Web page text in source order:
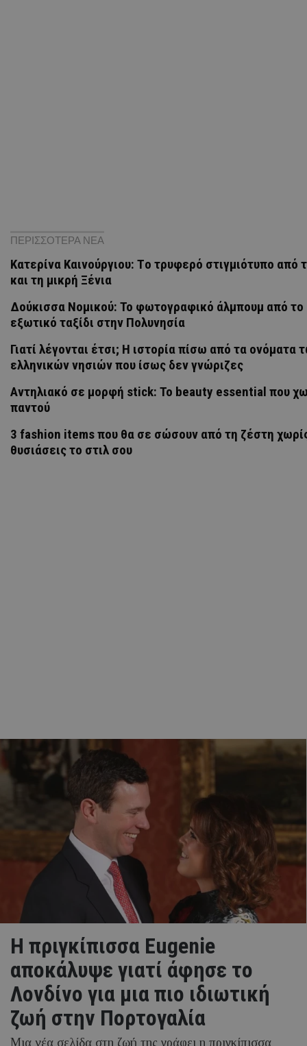
ΠΕΡΙΣΣΟΤΕΡΑ ΝΕΑ
Κατερίνα Καινούργιου: Tο τρυφερό στιγμιότυπο από
και τη μικρή Ξένια
Δούκισσα Νομικού: Το φωτογραφικό άλμπουμ από το
εξωτικό ταξίδι στην Πολυνησία
Γιατί λέγονται έτσι; Η ιστορία πίσω από τα ονόματα
ελληνικών νησιών που ίσως δεν γνώριζες
Αντηλιακό σε μορφή stick: Το beauty essential που
παντού
3 fashion items που θα σε σώσουν από τη ζέστη
θυσιάσεις το στιλ σου
Η πριγκίπισσα Eugenie
αποκάλυψε γιατί άφησε το
Λονδίνο για μια πιο ιδιωτική
ζωή στην Πορτογαλία
Μια νέα σελίδα στη ζωή της γράφει η πριγκίπισσα